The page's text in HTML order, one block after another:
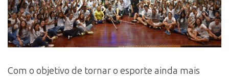
Com o objetivo de tornar o esporte ainda mais